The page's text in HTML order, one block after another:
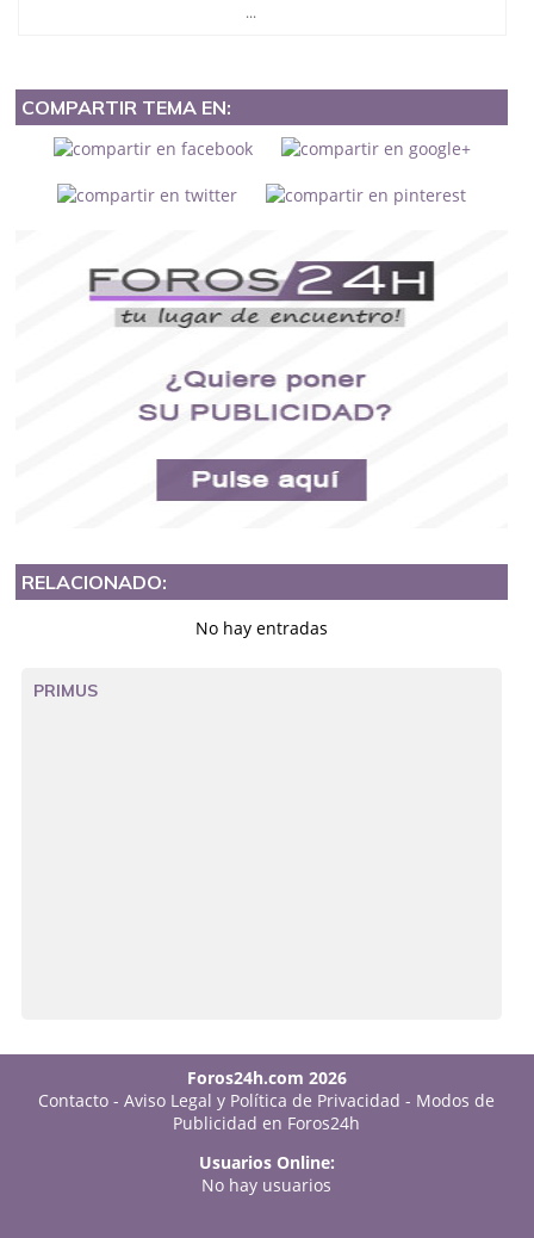
...
COMPARTIR TEMA EN:
RELACIONADO:
No hay entradas
PRIMUS
Foros24h.com 2026
Contacto -Aviso Legal y Política de Privacidad - Modos de
Publicidad en Foros24h
Usuarios Online:
No hay usuarios